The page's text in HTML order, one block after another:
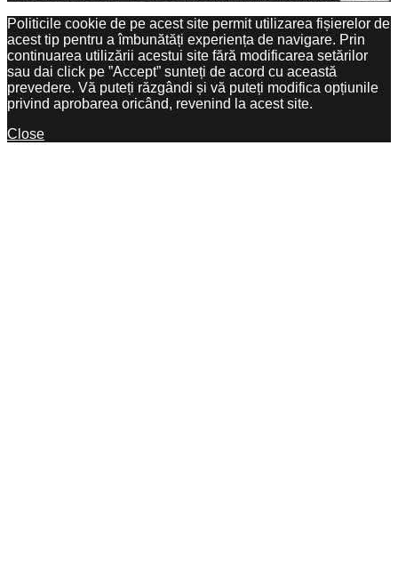
Politicile cookie de pe acest site permit utilizarea fișierelor de
acest tip pentru a îmbunătăți experiența de navigare. Prin
continuarea utilizării acestui site fără modificarea setărilor
sau dai click pe ”Accept” sunteți de acord cu această
prevedere. Vă puteți răzgândi și vă puteți modifica opțiunile
privind aprobarea oricând, revenind la acest site.
Close